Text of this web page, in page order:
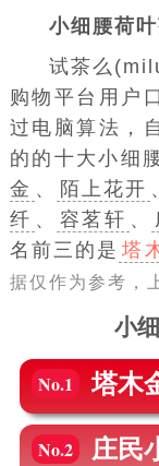
小细腰荷
试茶么
购物平台用户
过电脑算法，
的的十大小细
金 、 陌上花开
纤 、 容茗轩 、
名前三的是 塔
据仅作为参考，
小
No.1 塔木
No.2 庄民